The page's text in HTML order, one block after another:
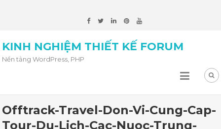
KINH NGHIỆM THIẾT KẾ FORUM
Nền tảng WordPress, PHP
Offtrack-Travel-Don-Vi-Cung-Cap-
Tour-Du-Lich-Cac-Nuoc-Trung-